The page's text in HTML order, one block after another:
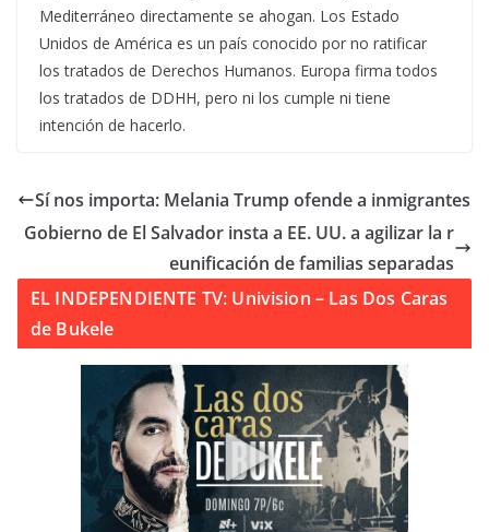
Mediterráneo directamente se ahogan. Los Estado
Unidos de América es un país conocido por no ratificar
los tratados de Derechos Humanos. Europa firma todos
los tratados de DDHH, pero ni los cumple ni tiene
intención de hacerlo.
Sí nos importa: Melania Trump ofende a inmigrantes
Gobierno de El Salvador insta a EE. UU. a agilizar la r
eunificación de familias separadas
EL INDEPENDIENTE TV: Univision – Las Dos Caras
de Bukele